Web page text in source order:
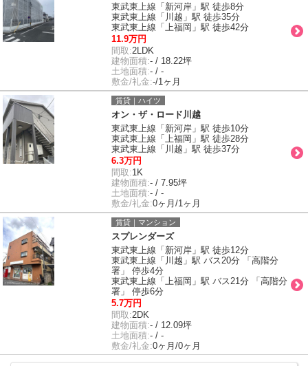
東武東上線「新河岸」駅 徒歩8分
東武東上線「川越」駅 徒歩35分
東武東上線「上福岡」駅 徒歩42分
11.9万円
間取:2LDK
建物面積:- / 18.22坪
土地面積:- / -
敷金/礼金:-/1ヶ月
賃貸｜ハイツ
オン・ザ・ロード川越
東武東上線「新河岸」駅 徒歩10分
東武東上線「上福岡」駅 徒歩28分
東武東上線「川越」駅 徒歩37分
6.3万円
間取:1K
建物面積:- / 7.95坪
土地面積:- / -
敷金/礼金:0ヶ月/1ヶ月
賃貸｜マンション
スプレンダーズ
東武東上線「新河岸」駅 徒歩12分
東武東上線「川越」駅 バス20分 「高階分
署」 停歩4分
東武東上線「上福岡」駅 バス21分 「高階分
署」 停歩6分
5.7万円
間取:2DK
建物面積:- / 12.09坪
土地面積:- / -
敷金/礼金:0ヶ月/0ヶ月